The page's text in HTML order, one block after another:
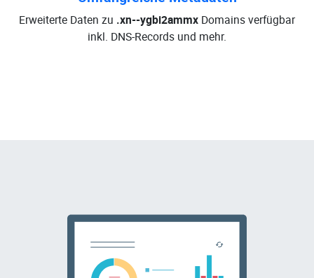
Erweiterte Daten zu .xn--ygbi2ammx Domains verfügbar
inkl. DNS-Records und mehr.